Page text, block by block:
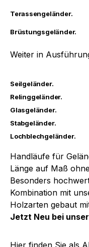
Terassengeländer.
Brüstungsgeländer.
Weiter in
Seilgeländer.
Relinggeländer.
Glasgeländer.
Stabgeländer.
Lochblechgeländer.
Handläufe für
Länge auf Maß
Besonders
Kombination mit
Holzarten gebaut
Jetzt Neu bei
Hier finden Sie als